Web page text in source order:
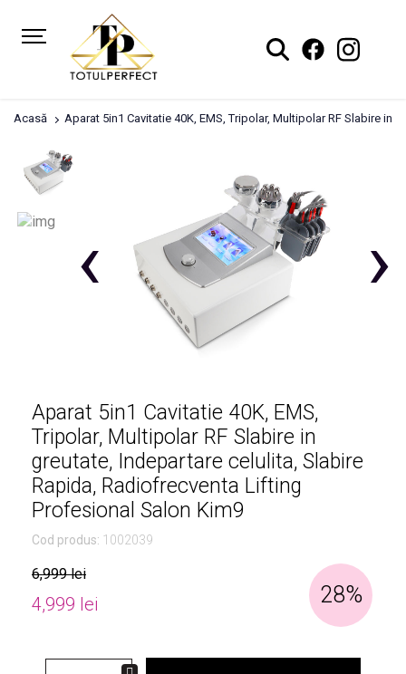
Acasă Aparat 5in1 Cavitatie 40K, EMS, Tripolar, Multipolar RF Slabire
›
‹
Aparat 5in1 Cavitatie 40K, EMS,
Tripolar, Multipolar RF Slabire in
greutate, Indepartare celulita, Slabire
Rapida, Radiofrecventa Lifting
Profesional Salon Kim9
Cod produs: 1002039
6,999 lei
4,999 lei 28%